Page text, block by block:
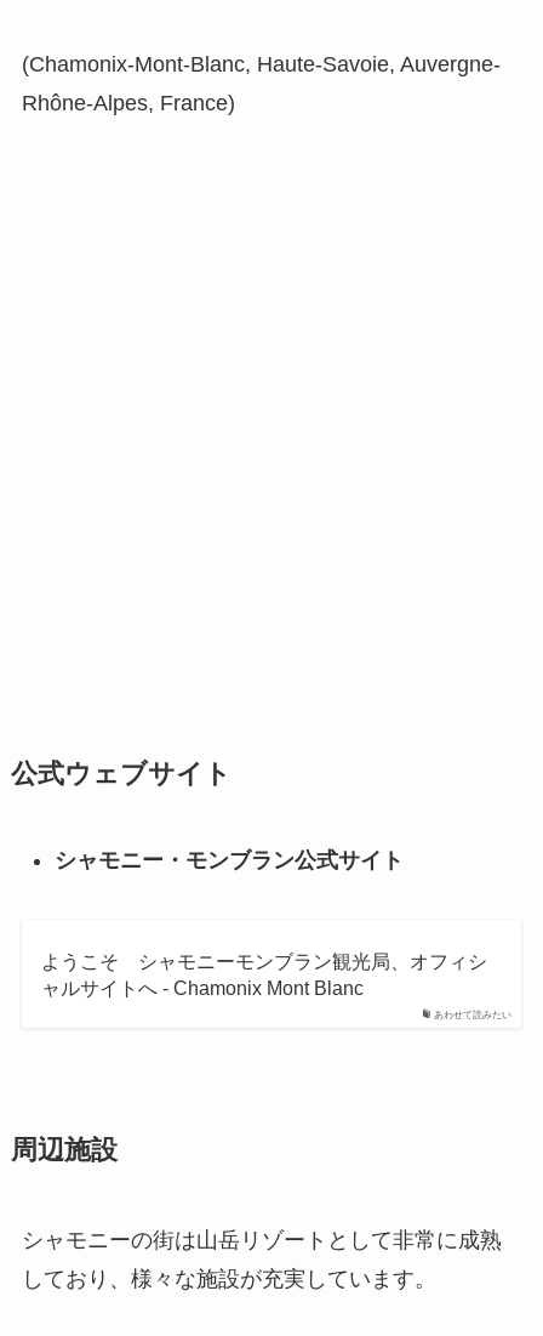
(Chamonix-Mont-Blanc, Haute-Savoie, Auvergne-
Rhône-Alpes, France)
公式ウェブサイト
シャモニー・モンブラン公式サイト
あわせて読みたい
ようこそ シャモニーモンブラン観光局、オフィシ
ャルサイトへ - Chamonix Mont Blanc
周辺施設
シャモニーの街は山岳リゾートとして非常に成熟
しており、様々な施設が充実しています。